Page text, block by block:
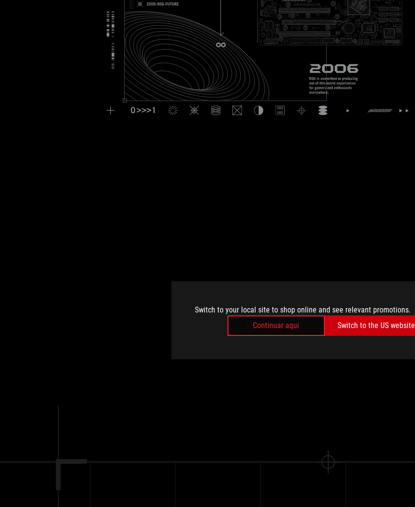
Switch to your local site to shop online and see relevant promotions.
Continuar aqui
Switch to the US website